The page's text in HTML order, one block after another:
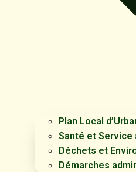
Plan Local
Santé et Service
Déchets et
Démarches